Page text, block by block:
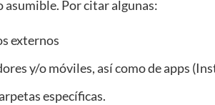
asumible. Por citar algunas:
externos
y/o móviles, así como de apps
específicas.